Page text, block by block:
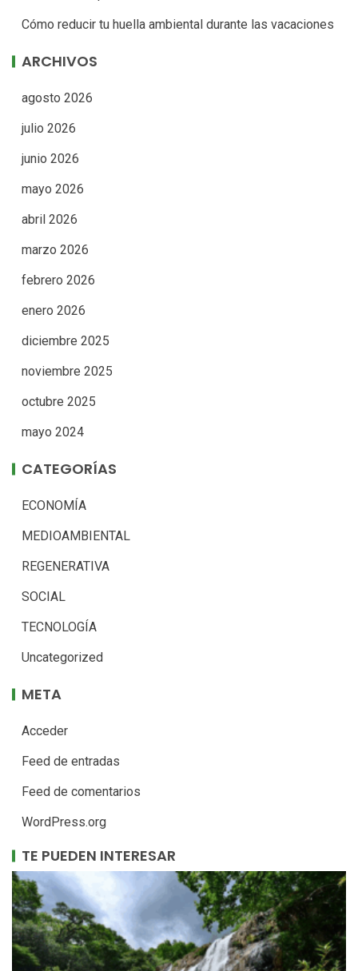
Cómo reducir tu huella ambiental durante las vacaciones
ARCHIVOS
agosto 2026
julio 2026
junio 2026
mayo 2026
abril 2026
marzo 2026
febrero 2026
enero 2026
diciembre 2025
noviembre 2025
octubre 2025
mayo 2024
CATEGORÍAS
ECONOMÍA
MEDIOAMBIENTAL
REGENERATIVA
SOCIAL
TECNOLOGÍA
Uncategorized
META
Acceder
Feed de entradas
Feed de comentarios
WordPress.org
TE PUEDEN INTERESAR